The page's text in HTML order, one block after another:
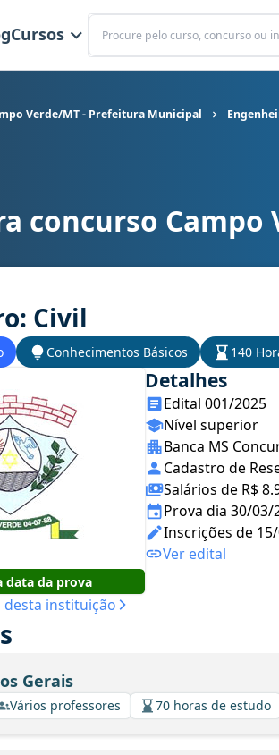
Cursos
Buscar
Verde/MT - Prefeitura Municipal
Verde/MT - Prefeitura Municipal cargo
concurso
Civil
Conhecimentos Básicos 140
data da prova
desta instituição
Detalhes
Edital 001/2025
Nível superior
Banca MS
Cadastro de
Salários de R$
Prova dia 30/03/
Inscrições de
Ver edital
Gerais
Vários professores 70 horas de estudo